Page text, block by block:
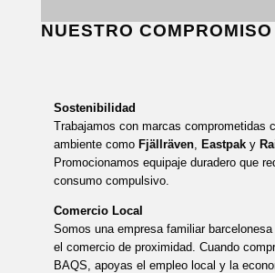
NUESTRO
Sostenibilidad
Trabajamos con marcas comprometidas
ambiente como Fjällräven, Eastpak y
Promocionamos equipaje duradero que
consumo compulsivo.
Comercio Local
Somos una empresa familiar
el comercio de proximidad. Cuando
BAQS, apoyas el empleo local y la